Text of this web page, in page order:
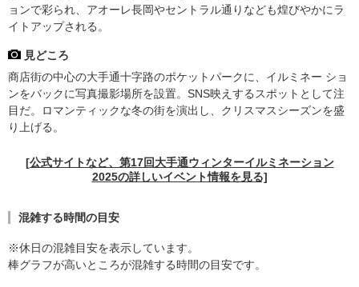
ョンで彩られ、アオーレ長岡やセントラル通りなども煌びやかにラ
イトアップされる。
見どころ
商店街の中心の大手通十字路のポケットパークに、イルミネー ショ
ンをバックに写真撮影場所を設置。SNS映えするスポットとして注
目だ。ロマンティックな冬の街を演出し、クリスマスシーズンを盛
り上げる。
[公式サイトなど、第17回大手通ウィンターイルミネーション
2025の詳しいイベント情報を見る]
混雑する時間の目安
※休日の混雑目安を表示しています。
棒グラフが高いところが混雑する時間の目安です。